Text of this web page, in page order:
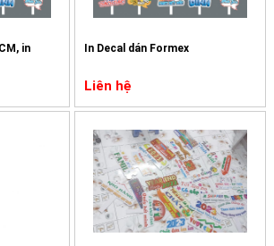
in
In Decal dán Formex
Liên hệ